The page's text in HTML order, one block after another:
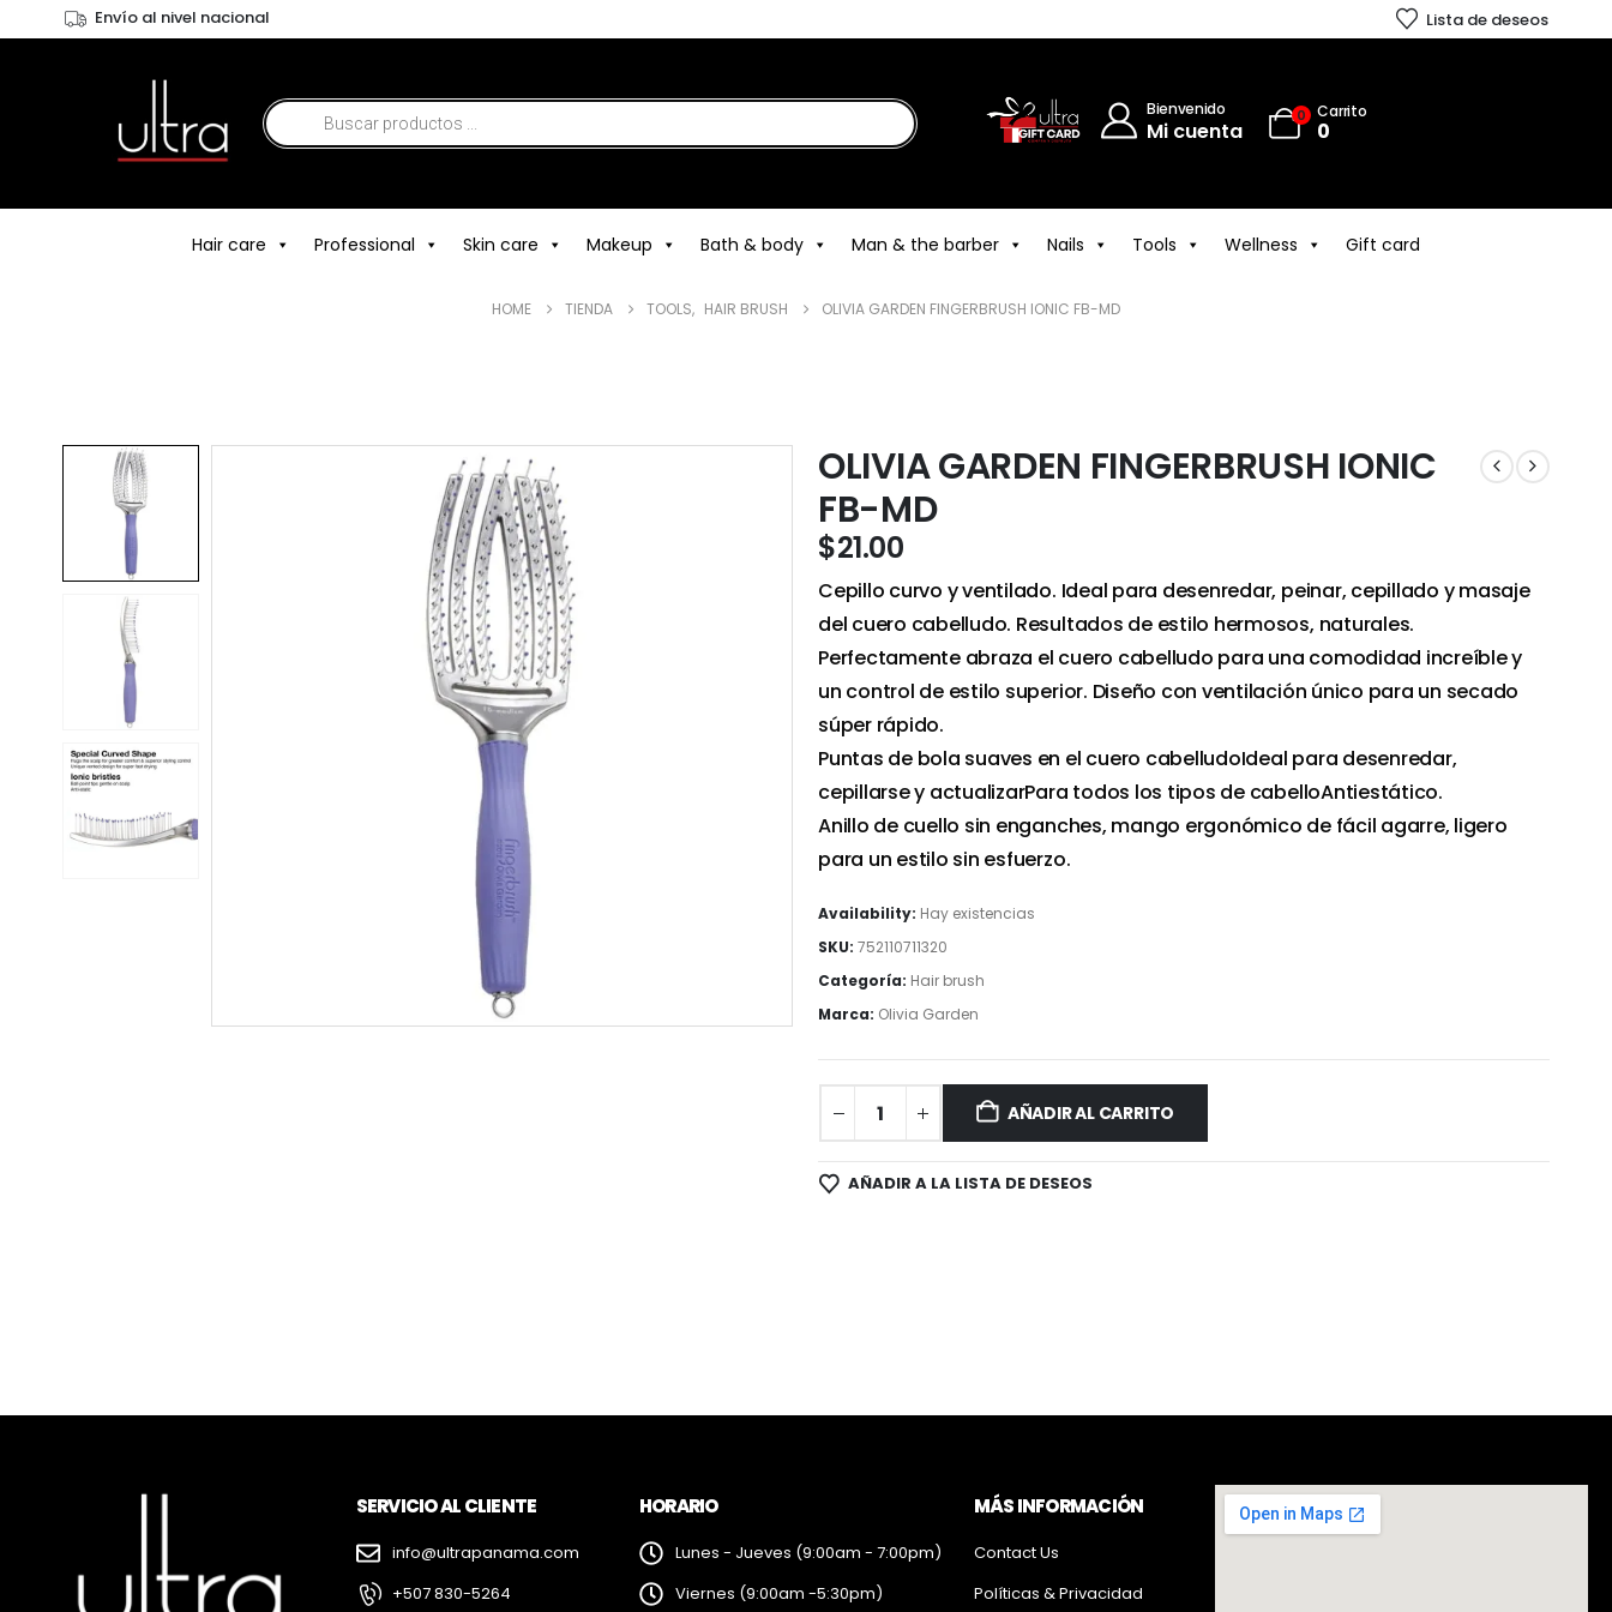
Envío al nivel nacional Lista de deseos
Bienvenido
Mi cuenta
0 Carrito
0
Hair care Professional Skin care Makeup Bath & body Man & the barber Nails Tools Wellness Gift card
HOME TIENDA TOOLS, HAIR BRUSH OLIVIA GARDEN FINGERBRUSH IONIC FB-MD
OLIVIA GARDEN FINGERBRUSH IONIC
FB-MD
$21.00
Cepillo curvo y ventilado. Ideal para desenredar, peinar, cepillado y masaje
del cuero cabelludo. Resultados de estilo hermosos, naturales.
Perfectamente abraza el cuero cabelludo para una comodidad increíble y
un control de estilo superior. Diseño con ventilación único para un secado
súper rápido.
Puntas de bola suaves en el cuero cabelludoIdeal para desenredar,
cepillarse y actualizarPara todos los tipos de cabelloAntiestático.
Anillo de cuello sin enganches, mango ergonómico de fácil agarre, ligero
para un estilo sin esfuerzo.
Availability: Hay existencias
SKU: 752110711320
Categoría: Hair brush
Marca: Olivia Garden
AÑADIR AL CARRITO
AÑADIR A LA LISTA DE DESEOS
SERVICIO AL CLIENTE
info@ultrapanama.com
+507 830-5264
HORARIO
Lunes - Jueves (9:00am - 7:00pm)
Viernes (9:00am -5:30pm)
MÁS INFORMACIÓN
Contact Us
Políticas & Privacidad